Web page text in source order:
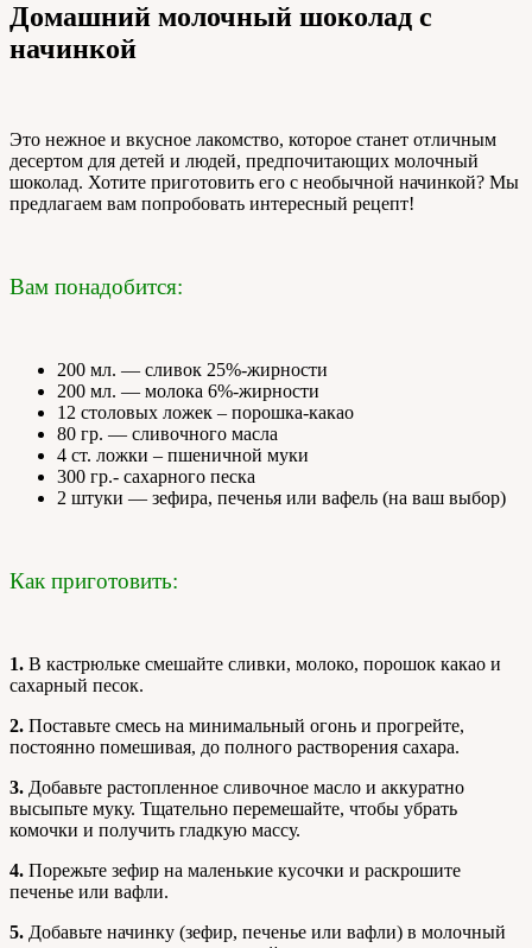
Домашний молочный шоколад с
начинкой
Это нежное и вкусное лакомство, которое станет отличным
десертом для детей и людей, предпочитающих молочный
шоколад. Хотите приготовить его с необычной начинкой? Мы
предлагаем вам попробовать интересный рецепт!
Вам понадобится:
200 мл. — сливок 25%-жирности
200 мл. — молока 6%-жирности
12 столовых ложек – порошка-какао
80 гр. — сливочного масла
4 ст. ложки – пшеничной муки
300 гр.- сахарного песка
2 штуки — зефира, печенья или вафель (на ваш выбор)
Как приготовить:
1. В кастрюльке смешайте сливки, молоко, порошок какао и
сахарный песок.
2. Поставьте смесь на минимальный огонь и прогрейте,
постоянно помешивая, до полного растворения сахара.
3. Добавьте растопленное сливочное масло и аккуратно
высыпьте муку. Тщательно перемешайте, чтобы убрать
комочки и получить гладкую массу.
4. Порежьте зефир на маленькие кусочки и раскрошите
печенье или вафли.
5. Добавьте начинку (зефир, печенье или вафли) в молочный